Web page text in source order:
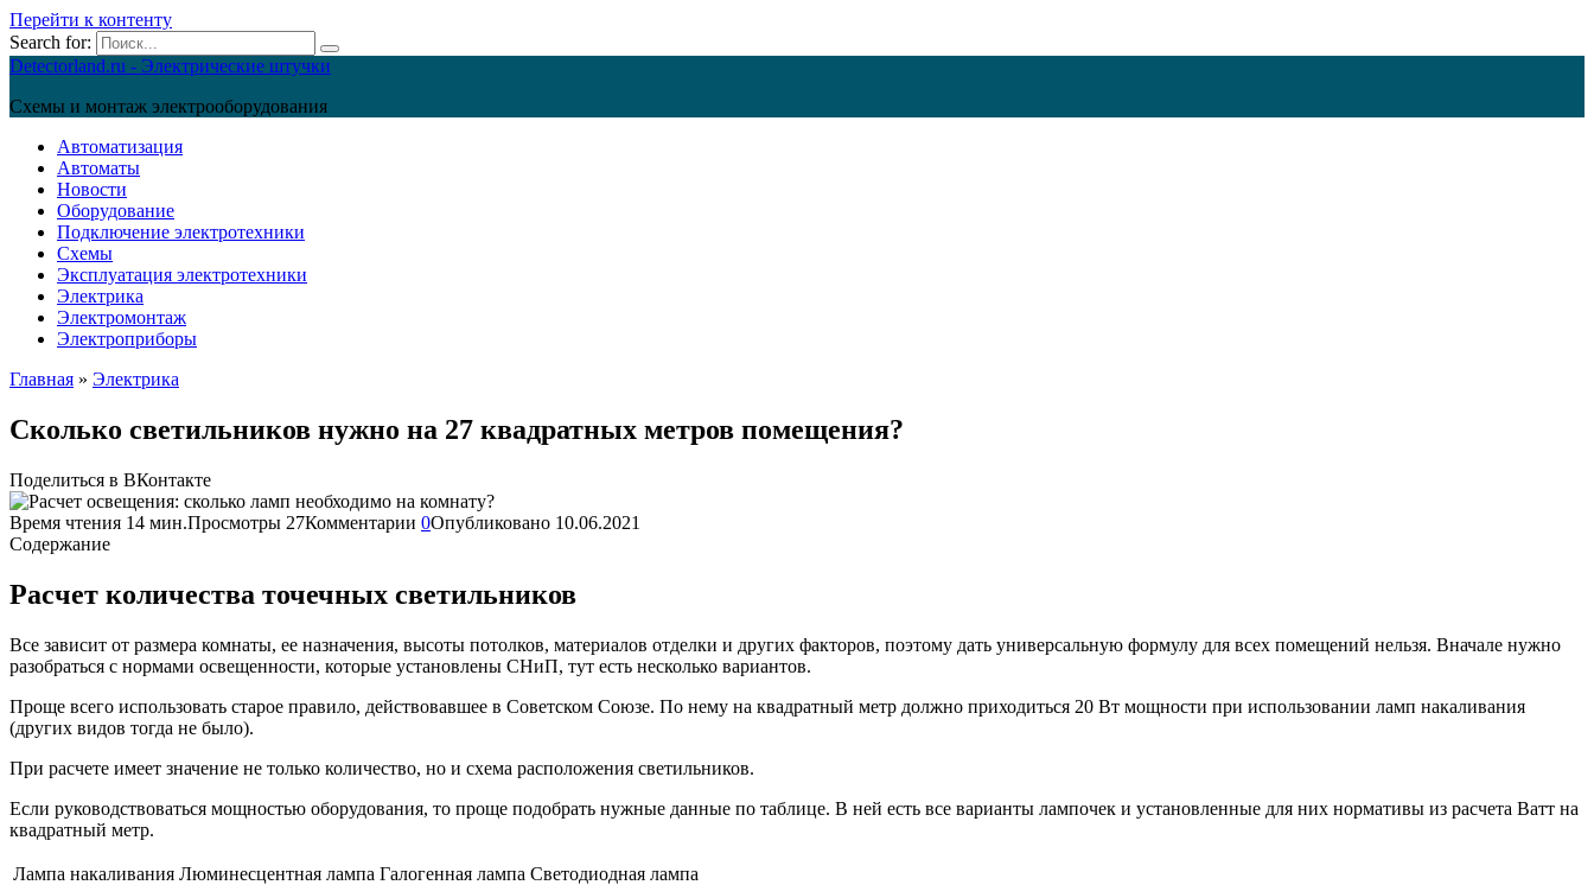
Перейти к контенту
Search for:
Detectorland.ru - Электрические штучки
Схемы и монтаж электрооборудования
Автоматизация
Автоматы
Новости
Оборудование
Подключение электротехники
Схемы
Эксплуатация электротехники
Электрика
Электромонтаж
Электроприборы
Главная » Электрика
Сколько светильников нужно на 27 квадратных метров помещения?
Поделиться в ВКонтакте
Время чтения 14 мин.Просмотры 27Комментарии 0Опубликовано 10.06.2021
Содержание
Расчет количества точечных светильников
Все зависит от размера комнаты, ее назначения, высоты потолков, материалов отделки и других факторов, поэтому дать универсальную формулу для всех помещений нельзя. Вначале нужно
разобраться с нормами освещенности, которые установлены СНиП, тут есть несколько вариантов.
Проще всего использовать старое правило, действовавшее в Советском Союзе. По нему на квадратный метр должно приходиться 20 Вт мощности при использовании ламп накаливания
(других видов тогда не было).
При расчете имеет значение не только количество, но и схема расположения светильников.
Если руководствоваться мощностью оборудования, то проще подобрать нужные данные по таблице. В ней есть все варианты лампочек и установленные для них нормативы из расчета Ватт на
квадратный метр.
Лампа накаливания Люминесцентная лампа Галогенная лампа Светодиодная лампа